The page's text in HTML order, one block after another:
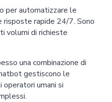
per automatizzare le
risposte rapide 24/7. Sono
volumi di richieste
una combinazione di
gestiscono le
umani si